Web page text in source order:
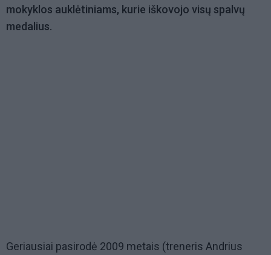
mokyklos auklėtiniams, kurie iškovojo visų spalvų
medalius.
Geriausiai pasirodė 2009 metais (treneris Andrius